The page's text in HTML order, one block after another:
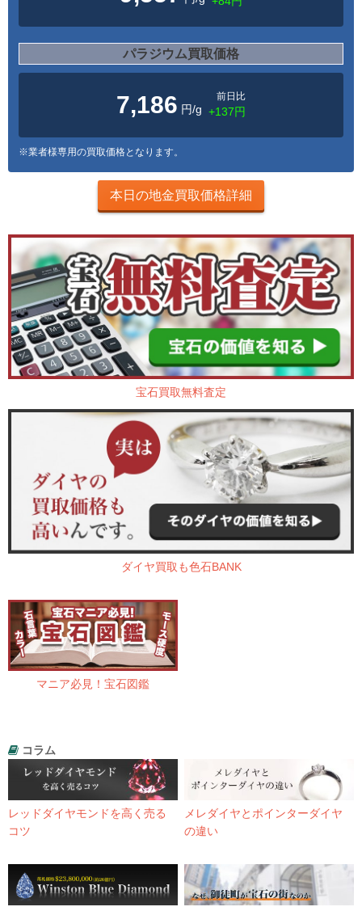
パラジウム買取価格
7,186 円/g
前日比
+137円
※業者様専用の買取価格となります。
本日の地金買取価格詳細
宝石買取無料査定
ダイヤ買取も色石BANK
マニア必見！宝石図鑑
コラム
レッドダイヤモンドを高く売る
コツ
メレダイヤとポインターダイヤ
の違い